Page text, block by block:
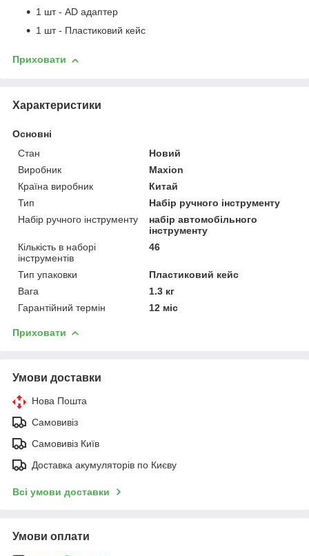
1 шт - AD адаптер
1 шт - Пластиковий кейс
Приховати
Характеристики
Основні
Стан
Новий
Виробник
Maxion
Країна виробник
Китай
Тип
Набір ручного інструменту
Набір ручного інструменту
набір автомобільного
інструменту
Кількість в наборі
інструментів
46
Тип упаковки
Пластиковий кейс
Вага
1.3 кг
Гарантійний термін
12 міс
Приховати
Умови доставки
Нова Пошта
Самовивіз
Самовивіз Київ
Доставка акумуляторів по Києву
Всі умови доставки
Умови оплати